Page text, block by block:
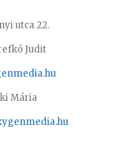
utca 22.
Judit
Mária